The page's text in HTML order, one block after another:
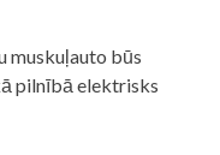
muskuļauto būs
pilnībā elektrisks